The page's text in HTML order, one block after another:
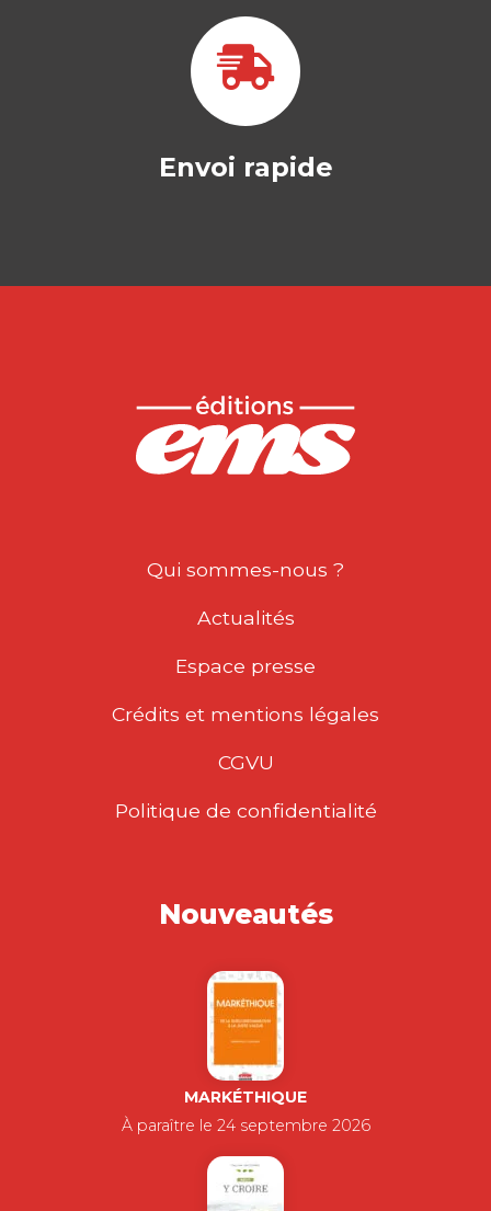
Envoi rapide
Qui sommes-nous ?
Actualités
Espace presse
Crédits et mentions légales
CGVU
Politique de confidentialité
Nouveautés
MARKÉTHIQUE
À paraître le 24 septembre 2026